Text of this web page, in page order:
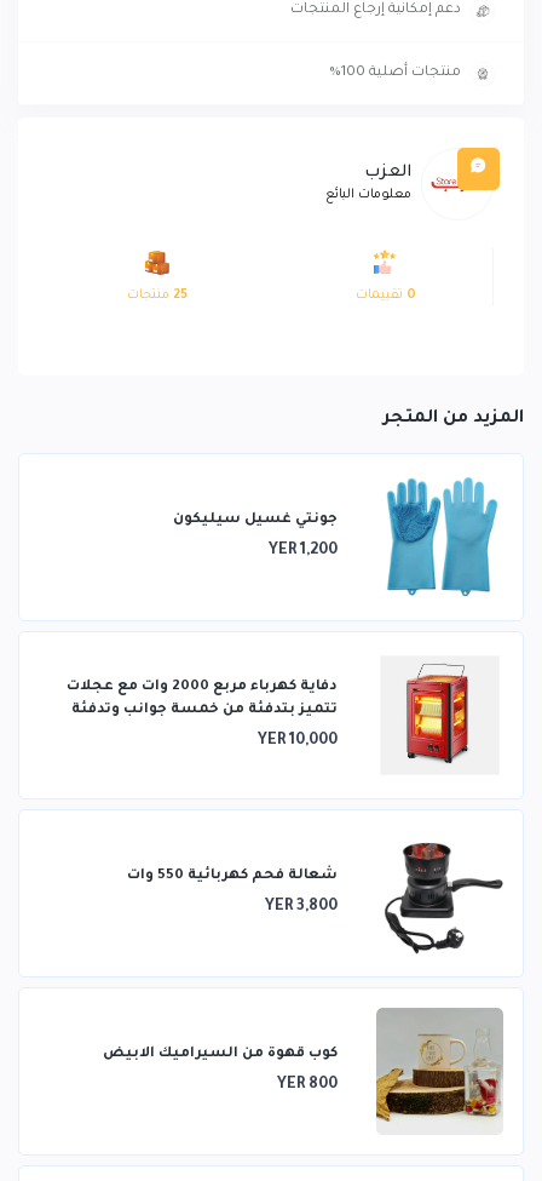
دعم إمكانية إرجاع المنتجات
منتجات أصلية 100%
العزب
معلومات البائع
0 تقييمات 25 منتجات
المزيد من المتجر
جونتي غسيل سيليكون
YER 1,200
دفاية كهرباء مربع 2000 وات مع عجلات
تتميز بتدفئة من خمسة جوانب وتدفئة
ثلاثية الأبعاد
YER 10,000
شعالة فحم كهربائية 550 وات
YER 3,800
كوب قهوة من السيراميك الابيض
YER 800